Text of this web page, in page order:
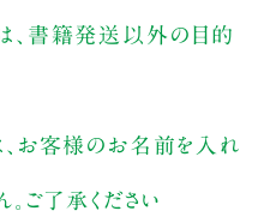
、書籍発送以外の目的
、お客様のお名前を入れ
。ご了承ください